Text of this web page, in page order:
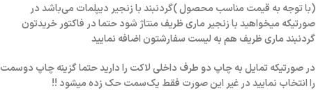
(با توجه به قیمت مناسب محصول )گردنبند با زنجیر دیپلمات می‌باشد در
صورتیکه میخواهید با زنجیر ماری ظریف منتاژ شود حتما در فاکتور خریدتون
گردنبند ماری ظریف هم به لیست سفارشتون اضافه نمایید
در صورتیکه تمایل به چاپ دو طرف داخلی لاکت را دارید حتما گزینه چاپ دو‌سمت
را انتخاب نمایید در غیر این صورت فقط یک‌سمت حک زده میشود !!